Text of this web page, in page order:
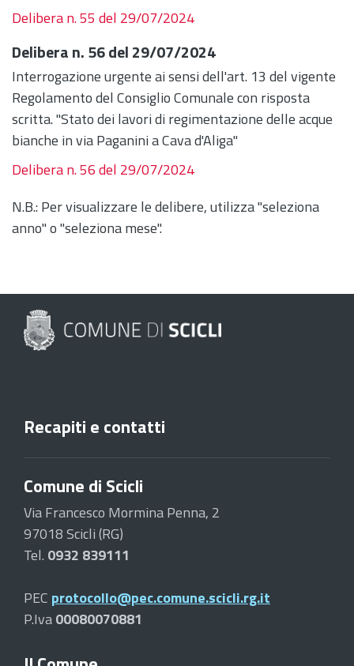
Delibera n. 55 del 29/07/2024
Delibera n. 56 del 29/07/2024
Interrogazione urgente ai sensi dell'art. 13 del vigente
Regolamento del Consiglio Comunale con risposta
scritta. "Stato dei lavori di regimentazione delle acque
bianche in via Paganini a Cava d'Aliga"
Delibera n. 56 del 29/07/2024
N.B.: Per visualizzare le delibere, utilizza "seleziona
anno" o "seleziona mese".
Recapiti e contatti
Comune di Scicli
Via Francesco Mormina Penna, 2
97018 Scicli (RG)
Tel. 0932 839111
PEC protocollo@pec.comune.scicli.rg.it
P.Iva00080070881